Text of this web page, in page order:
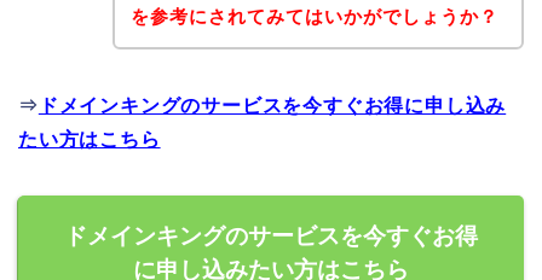
を参考にされてみてはいかがでしょうか？
⇒ ドメインキングのサービスを今すぐお得に申し込み
たい方はこちら
ドメインキングのサービスを今すぐお得
に申し込みたい方はこちら